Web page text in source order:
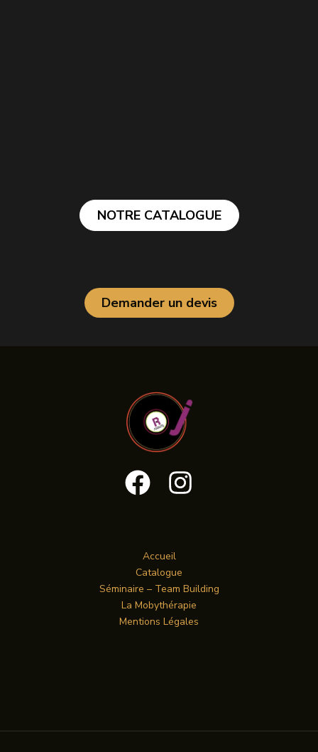
NOTRE CATALOGUE
Demander un devis
Accueil
Catalogue
Séminaire – Team Building
La Mobythérapie
Mentions Légales